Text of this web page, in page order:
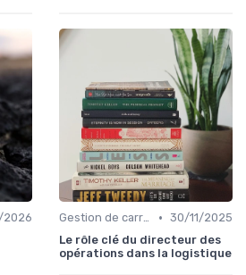
2026
Gestion de carrière • 30/11/2025
Le rôle clé du directeur des
opérations dans la logistique